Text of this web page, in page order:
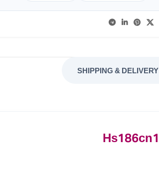
SHIPPING & DELIVERY